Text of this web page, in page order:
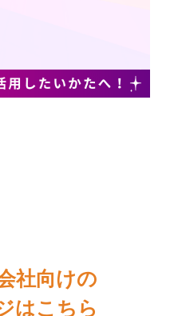
社向けの
はこちら